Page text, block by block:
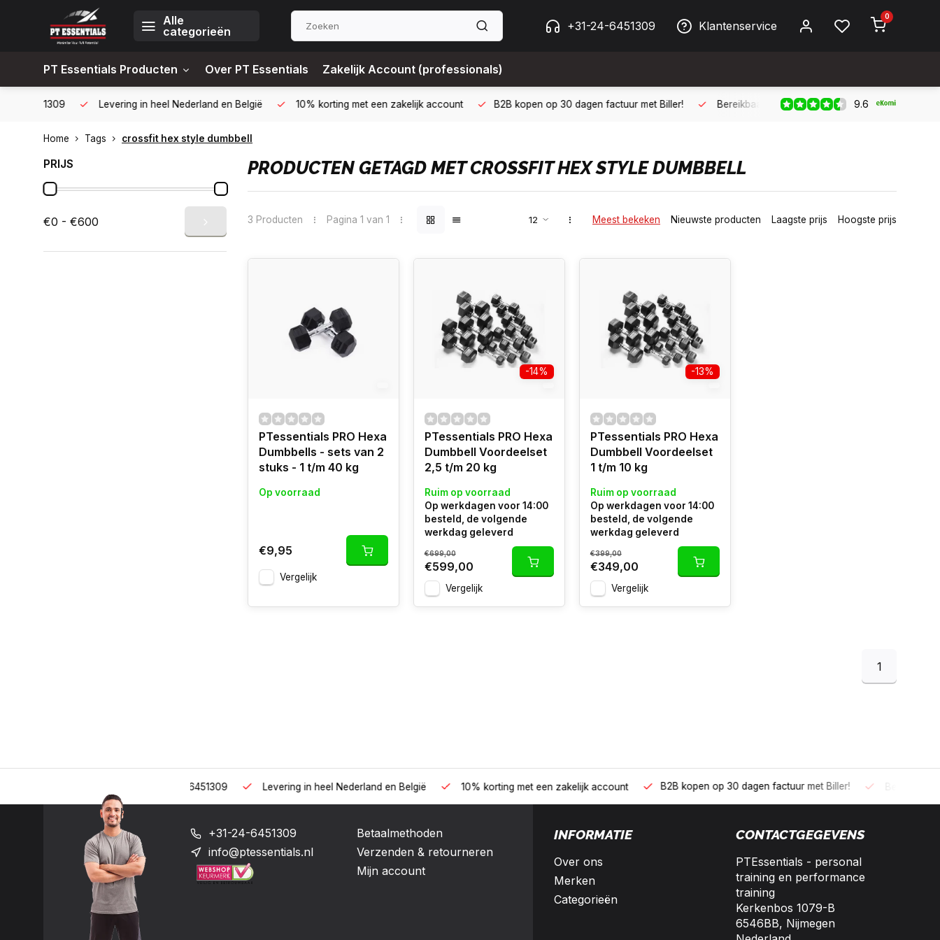
Alle
categorieën
+31-24-6451309 Klantenservice
0
PT Essentials Producten Over PT Essentials Zakelijk Account (professionals)
Levering in heel Nederland en België 10% korting met een zakelijk account B2B kopen op 30 dagen factuur met Biller! Bereikbaar per telefoon op werkdagen van 09:00 tot
9.6
Home Tags crossfit hex style dumbbell
PRIJS
€0 - €600
PRODUCTEN GETAGD MET CROSSFIT HEX STYLE DUMBBELL
3 Producten Pagina 1 van 1 Meest bekeken Nieuwste producten Laagste prijs Hoogste prijs
PTessentials PRO Hexa
Dumbbells - sets van 2
stuks - 1 t/m 40 kg
Op voorraad
€9,95
Vergelijk
-14%
PTessentials PRO Hexa
Dumbbell Voordeelset
2,5 t/m 20 kg
Ruim op voorraad
Op werkdagen voor 14:00
besteld, de volgende
werkdag geleverd
€699,00
€599,00
Vergelijk
-13%
PTessentials PRO Hexa
Dumbbell Voordeelset
1 t/m 10 kg
Ruim op voorraad
Op werkdagen voor 14:00
besteld, de volgende
werkdag geleverd
€399,00
€349,00
Vergelijk
1
Levering in heel Nederland en België 10% korting met een zakelijk account B2B kopen op 30 dagen factuur met Biller! Bereikbaar per
+31-24-6451309
info@ptessentials.nl
Betaalmethoden
Verzenden & retourneren
Mijn account
INFORMATIE
Over ons
Merken
Categorieën
CONTACTGEGEVENS
PTEssentials - personal
training en performance
training
Kerkenbos 1079-B
6546BB, Nijmegen